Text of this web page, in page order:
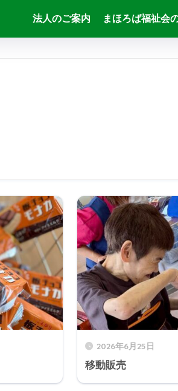
法人のご案内 まほろば福祉会
2026年6月25日
移動販売